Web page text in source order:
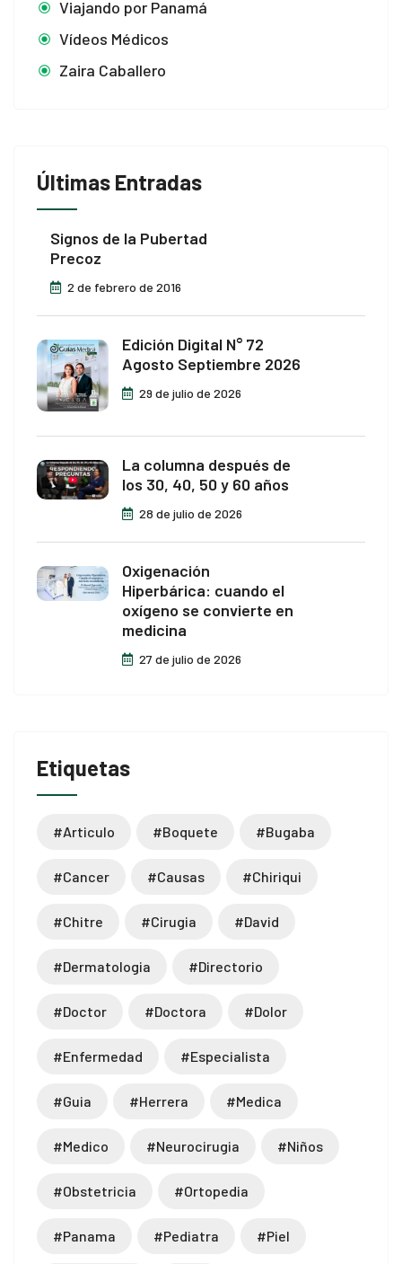
Viajando por Panamá
Vídeos Médicos
Zaira Caballero
Últimas Entradas
Signos de la Pubertad
Precoz
2 de febrero de 2016
Edición Digital N° 72
Agosto Septiembre 2026
29 de julio de 2026
La columna después de
los 30, 40, 50 y 60 años
28 de julio de 2026
Oxigenación
Hiperbárica: cuando el
oxígeno se convierte en
medicina
27 de julio de 2026
Etiquetas
#articulo #boquete #bugaba
#cancer #causas #chiriqui
#chitre #cirugia #david
#dermatologia #directorio
#doctor #doctora #dolor
#enfermedad #especialista
#guia #herrera #medica
#medico #neurocirugia #niños
#obstetricia #ortopedia
#panama #pediatra #piel